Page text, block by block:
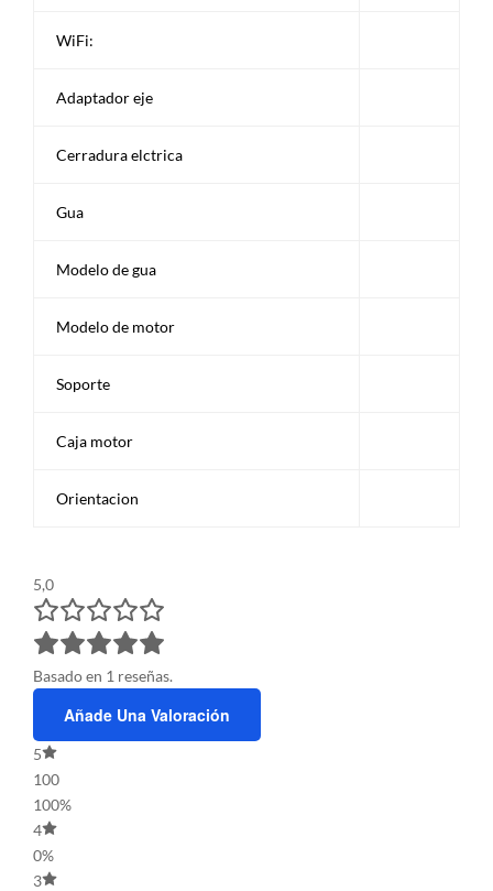
WiFi:
Adaptador eje
Cerradura elctrica
Gua
Modelo de gua
Modelo de motor
Soporte
Caja motor
Orientacion
5,0
Basado en 1 reseñas.
Añade Una Valoración
5
100
100%
4
0%
3